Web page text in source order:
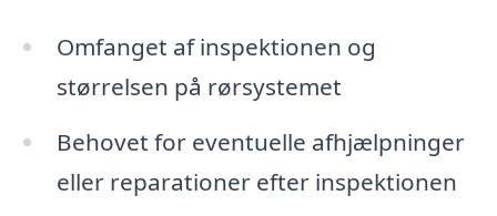
Omfanget af inspektionen og
størrelsen på rørsystemet
Behovet for eventuelle afhjælpninger
eller reparationer efter inspektionen